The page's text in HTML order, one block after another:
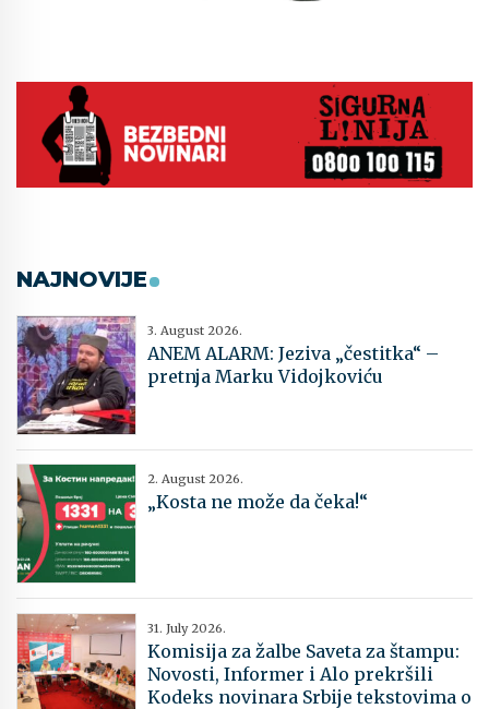
NAJNOVIJE
3. August 2026.
ANEM ALARM: Jeziva „čestitka“ –
pretnja Marku Vidojkoviću
2. August 2026.
„Kosta ne može da čeka!“
31. July 2026.
Komisija za žalbe Saveta za štampu:
Novosti, Informer i Alo prekršili
Kodeks novinara Srbije tekstovima o